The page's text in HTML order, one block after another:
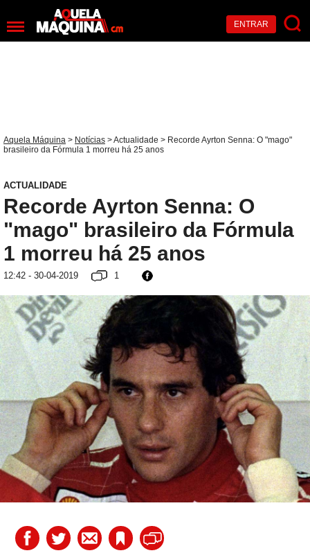
ENTRAR
Aquela Máquina > Notícias >Actualidade > Recorde Ayrton Senna: O "mago"
brasileiro da Fórmula 1 morreu há 25 anos
ACTUALIDADE
Recorde Ayrton Senna: O
"mago" brasileiro da Fórmula
1 morreu há 25 anos
12:42 - 30-04-2019 1